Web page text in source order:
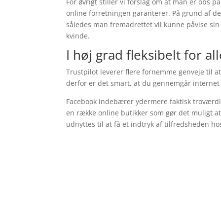
online forretningen garanterer. På grund af
således man fremadrettet vil kunne påvise
kvinde.
I høj grad fleksibelt for
Trustpilot leverer flere fornemme genveje til
derfor er det smart, at du gennemgår
Facebook indebærer ydermere faktisk
en række online butikker som gør det muligt
udnyttes til at få et indtryk af tilfredsheden